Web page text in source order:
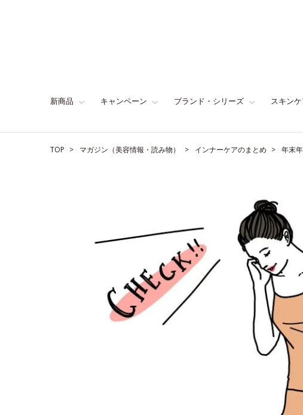
新商品 キャンペーン ブランド・シリーズ スキン
TOP マガジン（美容情報・読み物） インナーケアのまとめ 年末